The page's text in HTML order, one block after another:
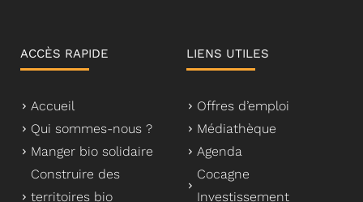
ACCÈS RAPIDE
Accueil
Qui sommes-nous ?
Manger bio solidaire
Construire des
territoires bio
LIENS UTILES
Offres d’emploi
Médiathèque
Agenda
Cocagne
Investissement